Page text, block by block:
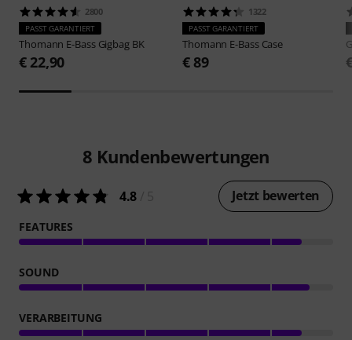
2800
PASST GARANTIERT
Thomann E-Bass Gigbag BK
€ 22,90
1322
PASST GARANTIERT
Thomann E-Bass Case
€ 89
8 Kundenbewertungen
4.8 Jetzt bewerten
FEATURES
SOUND
VERARBEITUNG